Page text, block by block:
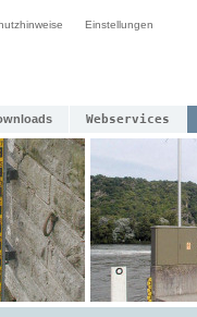
Einstellungen
Webservices